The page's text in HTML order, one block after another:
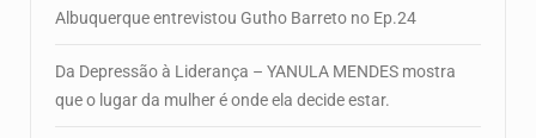
Albuquerque entrevistou Gutho Barreto no Ep.24
Da Depressão à Liderança – YANULA MENDES mostra
que o lugar da mulher é onde ela decide estar.